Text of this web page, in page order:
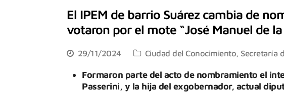
El IPEM de barrio Suárez cambia de
votaron por el mote “José Manuel de la
29/11/2024 Ciudad del Conocimiento, Secretaría
Formaron parte del acto de nombramiento el
Passerini, y la hija del exgobernador, actual